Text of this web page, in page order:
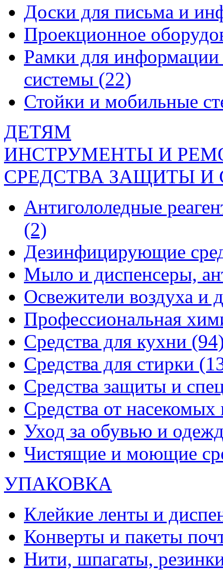
Доски для письма и
Проекционное
Рамки для
системы (22)
Стойки и мобильные
ДЕТЯМ
ИНСТРУМЕНТЫ И
СРЕДСТВА ЗАЩИТЫ
Антигололедные
(2)
Дезинфицирующие
Мыло и диспенсеры,
Освежители воздуха и
Профессиональная
Средства для кухни
Средства для стирки
Средства защиты и
Средства от
Уход за обувью и
Чистящие и моющие
УПАКОВКА
Клейкие ленты и
Конверты и пакеты
Нити, шпагаты,